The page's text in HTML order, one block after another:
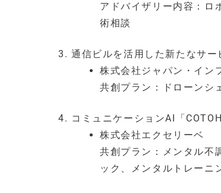
アドバイザリー内容：ロ
術相談
通信ビルを活用した新たなサー
株式会社ジャパン・イン
共創プラン：ドローンシ
コミュニケーションAI「
株式会社エクセリーベ
共創プラン：メンタル不
ック、メンタルトレーニ